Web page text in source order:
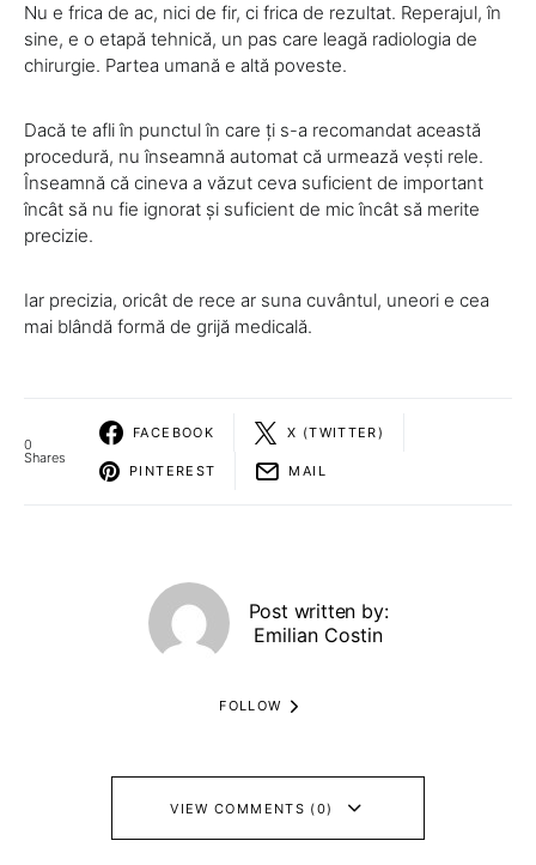
Nu e frica de ac, nici de fir, ci frica de rezultat. Reperajul, în
sine, e o etapă tehnică, un pas care leagă radiologia de
chirurgie. Partea umană e altă poveste.
Dacă te afli în punctul în care ți s-a recomandat această
procedură, nu înseamnă automat că urmează vești rele.
Înseamnă că cineva a văzut ceva suficient de important
încât să nu fie ignorat și suficient de mic încât să merite
precizie.
Iar precizia, oricât de rece ar suna cuvântul, uneori e cea
mai blândă formă de grijă medicală.
0
Shares
FACEBOOK X (TWITTER)
PINTEREST MAIL
Post written by:
Emilian Costin
FOLLOW
VIEW COMMENTS (0)